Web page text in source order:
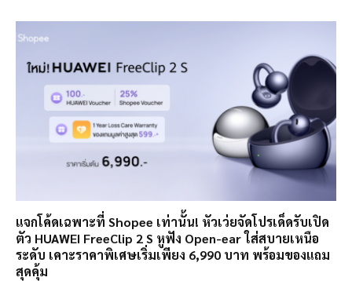
แจกโค้ดเฉพาะที่ Shopee เท่านั้น! หัวเว่ยจัดโปรเด็ดรับเปิด
ตัว HUAWEI FreeClip 2 S หูฟัง Open-ear ใส่สบายเหนือ
ระดับ เคาะราคาพิเศษเริ่มเพียง 6,990 บาท พร้อมของแถม
สุดคุ้ม